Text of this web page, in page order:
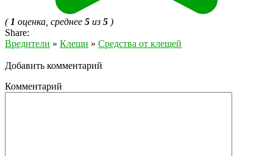
( 1 оценка, среднее 5 из 5 )
Share:
Вредители » Клещи » Средства от клещей
Добавить комментарий
Комментарий